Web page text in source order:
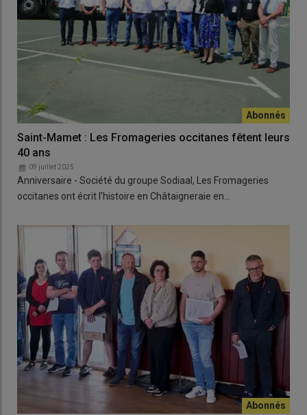
Saint-Mamet : Les Fromageries occitanes fêtent leurs
40 ans
09 juillet 2025
Anniversaire - Société du groupe Sodiaal, Les Fromageries
occitanes ont écrit l’histoire en Châtaigneraie en…